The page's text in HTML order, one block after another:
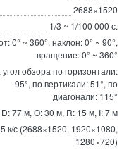
2688×1520
1/3 ~ 1/100 000 с.
0° ~ 360°, наклон: 0° ~ 90°,
вращение: 0° ~ 360°
обзора по горизонтали:
95°, по вертикали: 51°, по
диагонали: 115°
77 м, O: 30 м, R: 15 м, I: 7 м
к/с (2688×1520, 1920×1080,
1280×720)